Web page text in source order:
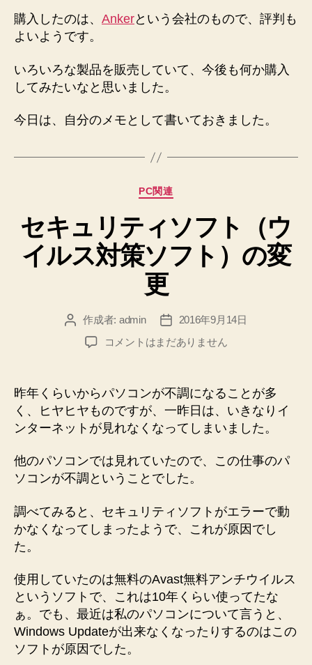
器
購入したのは、 Ankerという会社のもので、評判も
よいようです。
いろいろな製品を販売していて、今後も何か購入
してみたいなと思いました。
今日は、自分のメモとして書いておきました。
カ
ゴ
リ
ー
PC関連
セキュリティソフト（ウ
イルス対策ソフト）の変
更
投 作成者: admin
投
稿
日
2016年9月14日
セ
リ
ィ
ソ
ト
（ウ
ル
ス
フ
ト）
の
変
更
コメントはまだありません
昨年くらいからパソコンが不調になることが多
く、ヒヤヒヤものですが、一昨日は、いきなりイ
ンターネットが見れなくなってしまいました。
他のパソコンでは見れていたので、この仕事のパ
ソコンが不調ということでした。
調べてみると、セキュリティソフトがエラーで動
かなくなってしまったようで、これが原因でし
た。
使用していたのは無料のAvast無料アンチウイルス
というソフトで、これは10年くらい使ってたな
ぁ。でも、最近は私のパソコンについて言うと、
Windows Updateが出来なくなったりするのはこの
ソフトが原因でした。